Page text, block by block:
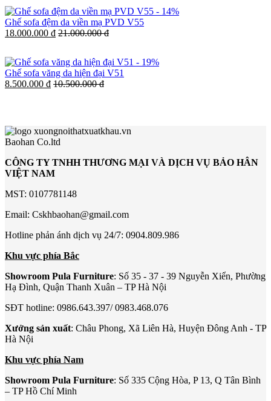
- 14%
Ghế sofa đệm da viền mạ PVD V55
18.000.000 đ 21.000.000 đ
- 19%
Ghế sofa văng da hiện đại V51
8.500.000 đ 10.500.000 đ
Baohan Co.ltd
CÔNG TY TNHH THƯƠNG MẠI VÀ DỊCH VỤ BẢO HÂN
VIỆT NAM
MST: 0107781148
Email: Cskhbaohan@gmail.com
Hotline phản ánh dịch vụ 24/7: 0904.809.986
Khu vực phía Bắc
Showroom Pula Furniture: Số 35 - 37 - 39 Nguyễn Xiển, Phường
Hạ Đình, Quận Thanh Xuân – TP Hà Nội
SĐT hotline: 0986.643.397/ 0983.468.076
Xưởng sản xuất: Châu Phong, Xã Liên Hà, Huyện Đông Anh - TP
Hà Nội
Khu vực phía Nam
Showroom Pula Furniture: Số 335 Cộng Hòa, P 13, Q Tân Bình
– TP Hồ Chí Minh